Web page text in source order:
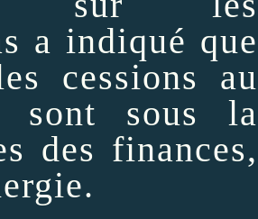
a indiqué que
cessions au
sont sous la
des finances,